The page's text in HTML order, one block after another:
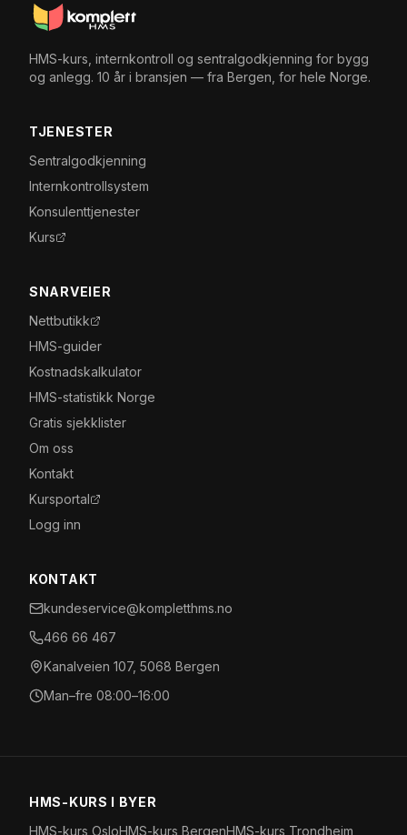
HMS-kurs, internkontroll og sentralgodkjenning for bygg
og anlegg. 10 år i bransjen — fra Bergen, for hele Norge.
TJENESTER
Sentralgodkjenning
Internkontrollsystem
Konsulenttjenester
Kurs
SNARVEIER
Nettbutikk
HMS-guider
Kostnadskalkulator
HMS-statistikk Norge
Gratis sjekklister
Om oss
Kontakt
Kursportal
Logg inn
KONTAKT
kundeservice@kompletthms.no
466 66 467
Kanalveien 107, 5068 Bergen
Man–fre 08:00–16:00
HMS-KURS I BYER
HMS-kurs OsloHMS-kurs BergenHMS-kurs Trondheim